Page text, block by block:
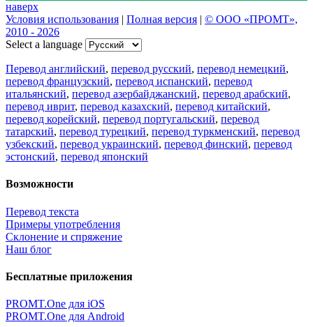
наверх
Условия использования | Полная версия | © ООО «ПРОМТ»,
2010 - 2026
Select a language
Перевод английский, перевод русский, перевод немецкий,
перевод французский, перевод испанский, перевод
итальянский, перевод азербайджанский, перевод арабский,
перевод иврит, перевод казахский, перевод китайский,
перевод корейский, перевод португальский, перевод
татарский, перевод турецкий, перевод туркменский, перевод
узбекский, перевод украинский, перевод финский, перевод
эстонский, перевод японский
Возможности
Перевод текста
Примеры употребления
Склонение и спряжение
Наш блог
Бесплатные приложения
PROMT.One для iOS
PROMT.One для Android